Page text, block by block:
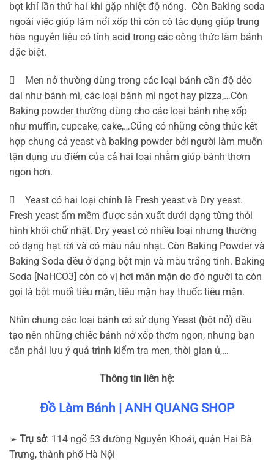
bọt khí lần thứ hai khi gặp nhiệt độ nóng. Còn Baking soda
ngoài việc giúp làm nổi xốp thì còn có tác dụng giúp trung
hòa nguyên liệu có tính acid trong các công thức làm bánh
đặc biệt.
 Men nở thường dùng trong các loại bánh cần độ dẻo
dai như bánh mì, các loại bánh mì ngọt hay pizza,…Còn
Baking powder thường dùng cho các loại bánh nhẹ xốp
như muffin, cupcake, cake,…Cũng có những công thức kết
hợp chung cả yeast và baking powder bởi người làm muốn
tận dụng ưu điểm của cả hai loại nhằm giúp bánh thơm
ngon hơn.
 Yeast có hai loại chính là Fresh yeast và Dry yeast.
Fresh yeast ẩm mềm được sản xuất dưới dạng từng thỏi
hình khối chữ nhật. Dry yeast có nhiều loại nhưng thường
có dạng hạt rời và có màu nâu nhạt. Còn Baking Powder và
Baking Soda đều ở dạng bột mịn và màu trắng tinh. Baking
Soda [NaHCO3] còn có vị hơi mằn mặn do đó người ta còn
gọi là bột muối tiêu mặn, tiêu mặn hay thuốc tiêu mặn.
Nhìn chung các loại bánh có sử dụng Yeast (bột nở) đều
tạo nên những chiếc bánh nở xốp thơm ngon, nhưng bạn
cần phải lưu ý quá trình kiểm tra men, thời gian ủ,…
Thông tin liên hệ:
Đồ Làm Bánh | ANH QUANG SHOP
➢ Trụ sở: 114 ngõ 53 đường Nguyễn Khoái, quận Hai Bà
Trưng, thành phố Hà Nội